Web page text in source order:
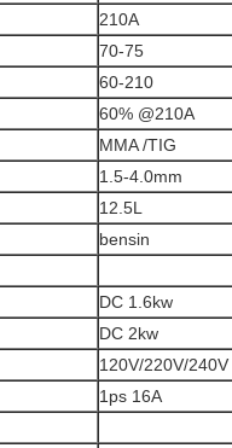
210A
70-75
60-210
60% @210A
MMA /TIG
1.5-4.0mm
12.5L
bensin
DC 1.6kw
DC 2kw
120V/220V/240V
1ps 16A